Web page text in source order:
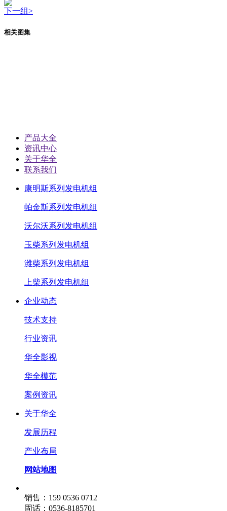
下一组>
相关图集
产品大全
资讯中心
关于华全
联系我们
康明斯系列发电机组
帕金斯系列发电机组
沃尔沃系列发电机组
玉柴系列发电机组
潍柴系列发电机组
上柴系列发电机组
企业动态
技术支持
行业资讯
华全影视
华全模范
案例资讯
关于华全
发展历程
产业布局
网站地图
销售：159 0536 0712
固话：0536-8185701